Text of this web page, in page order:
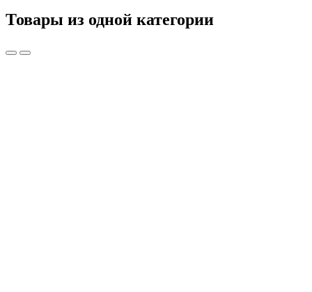
Товары из одной категории